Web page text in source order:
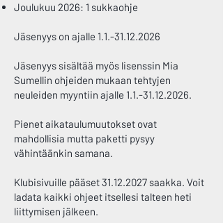
Joulukuu 2026: 1 sukkaohje
Jäsenyys on ajalle 1.1.-31.12.2026
Jäsenyys sisältää myös lisenssin Mia
Sumellin ohjeiden mukaan tehtyjen
neuleiden myyntiin ajalle 1.1.-31.12.2026.
Pienet aikataulumuutokset ovat
mahdollisia mutta paketti pysyy
vähintäänkin samana.
Klubisivuille pääset31.12.2027 saakka. Voit
ladata kaikki ohjeet itsellesi talteen heti
liittymisen jälkeen.